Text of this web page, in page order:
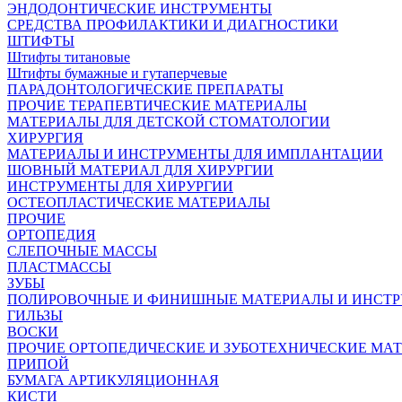
ЭНДОДОНТИЧЕСКИЕ ИНСТРУМЕНТЫ
СРЕДСТВА ПРОФИЛАКТИКИ И ДИАГНОСТИКИ
ШТИФТЫ
Штифты титановые
Штифты бумажные и гутаперчевые
ПАРАДОНТОЛОГИЧЕСКИЕ ПРЕПАРАТЫ
ПРОЧИЕ ТЕРАПЕВТИЧЕСКИЕ МАТЕРИАЛЫ
МАТЕРИАЛЫ ДЛЯ ДЕТСКОЙ СТОМАТОЛОГИИ
ХИРУРГИЯ
МАТЕРИАЛЫ И ИНСТРУМЕНТЫ ДЛЯ ИМПЛАНТАЦИИ
ШОВНЫЙ МАТЕРИАЛ ДЛЯ ХИРУРГИИ
ИНСТРУМЕНТЫ ДЛЯ ХИРУРГИИ
ОСТЕОПЛАСТИЧЕСКИЕ МАТЕРИАЛЫ
ПРОЧИЕ
ОРТОПЕДИЯ
СЛЕПОЧНЫЕ МАССЫ
ПЛАСТМАССЫ
ЗУБЫ
ПОЛИРОВОЧНЫЕ И ФИНИШНЫЕ МАТЕРИАЛЫ И
ГИЛЬЗЫ
ВОСКИ
ПРОЧИЕ ОРТОПЕДИЧЕСКИЕ И ЗУБОТЕХНИЧЕСКИЕ
ПРИПОЙ
БУМАГА АРТИКУЛЯЦИОННАЯ
КИСТИ